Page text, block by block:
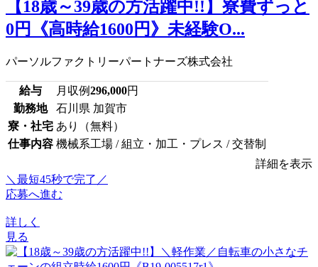
【18歳～39歳の方活躍中!!】寮費ずっと
0円《高時給1600円》未経験O...
パーソルファクトリーパートナーズ株式会社
給与 月収例296,000円
勤務地
石川県 加賀市
寮・社宅 あり（無料）
仕事内容 機械系工場 / 組立・加工・プレス / 交替制
詳細を表示
＼最短45秒で完了／
応募へ進む
詳しく
見る